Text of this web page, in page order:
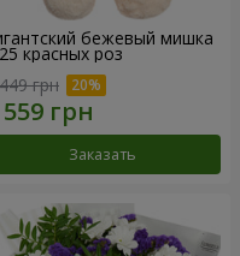
бежевый мишка
красных роз
грн
Заказать